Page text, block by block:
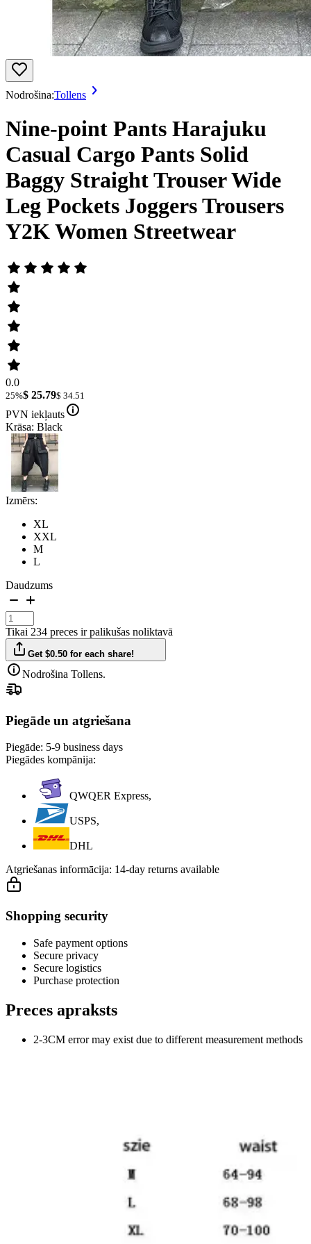
Nodrošina:Tollens
Nine-point Pants Harajuku
Casual Cargo Pants Solid
Baggy Straight Trouser Wide
Leg Pockets Joggers Trousers
Y2K Women Streetwear
0.0
25%$ 25.79$ 34.51
PVN iekļauts
Krāsa: Black
Izmērs:
XL
XXL
M
L
Daudzums
Tikai 234 preces ir palikušas noliktavā
Get $0.50 for each share!
Nodrošina Tollens.
Piegāde un atgriešana
Piegāde: 5-9 business days
Piegādes kompānija:
QWQER Express,
USPS,
DHL
Atgriešanas informācija: 14-day returns available
Shopping security
Safe payment options
Secure privacy
Secure logistics
Purchase protection
Preces apraksts
2-3CM error may exist due to different measurement methods